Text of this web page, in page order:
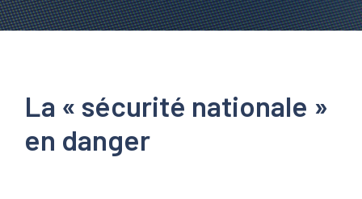
La « sécurité nationale »
en danger